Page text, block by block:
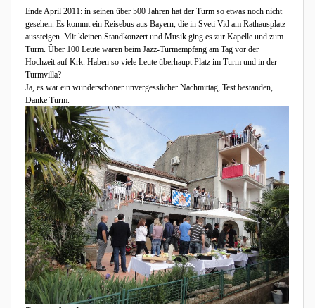
Ende April 2011: in seinen über 500 Jahren hat der Turm so etwas noch nicht
gesehen. Es kommt ein Reisebus aus Bayern, die in Sveti Vid am Rathausplatz
aussteigen. Mit kleinen Standkonzert und Musik ging es zur Kapelle und zum
Turm. Über 100 Leute waren beim Jazz-Turmempfang am Tag vor der
Hochzeit auf Krk. Haben so viele Leute überhaupt Platz im Turm und in der
Turmvilla?
Ja, es war ein wunderschöner unvergesslicher Nachmittag, Test bestanden,
Danke Turm.